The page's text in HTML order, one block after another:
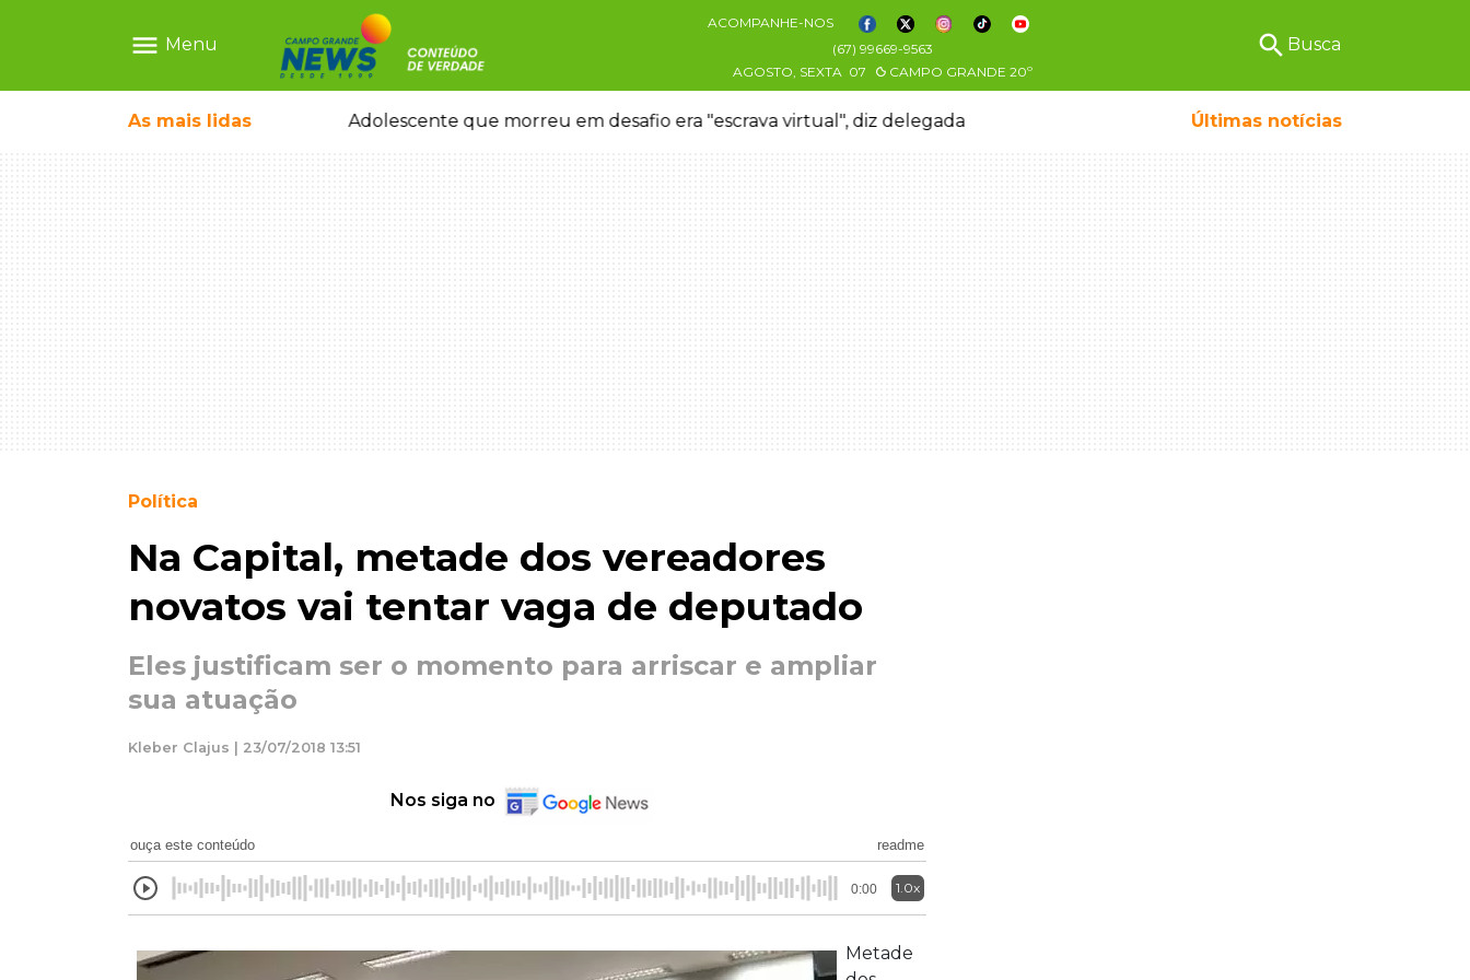
menu Menu
ACOMPANHE-NOS
(67) 99669-9563
AGOSTO, SEXTA 07 CAMPO GRANDE 20º
search Busca
As mais lidas
ganhar dia oficial em MS Adolescente que morreu em desafio era "escrava virtual", diz delegada Últimas notícias
Política
Na Capital, metade dos vereadores
novatos vai tentar vaga de deputado
Eles justificam ser o momento para arriscar e ampliar
sua atuação
Kleber Clajus | 23/07/2018 13:51
Nos siga no
ouça este conteúdo readme
0:00 1.0x
Metade